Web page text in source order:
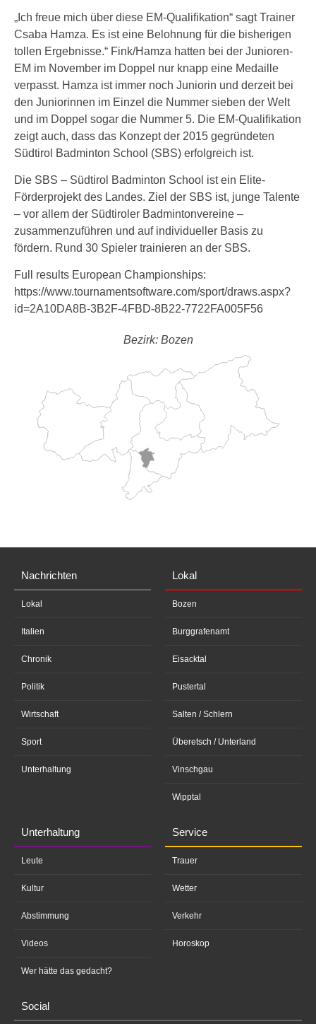
„Ich freue mich über diese EM-Qualifikation“ sagt Trainer
Csaba Hamza. Es ist eine Belohnung für die bisherigen
tollen Ergebnisse.“ Fink/Hamza hatten bei der Junioren-
EM im November im Doppel nur knapp eine Medaille
verpasst. Hamza ist immer noch Juniorin und derzeit bei
den Juniorinnen im Einzel die Nummer sieben der Welt
und im Doppel sogar die Nummer 5. Die EM-Qualifikation
zeigt auch, dass das Konzept der 2015 gegründeten
Südtirol Badminton School (SBS) erfolgreich ist.
Die SBS – Südtirol Badminton School ist ein Elite-
Förderprojekt des Landes. Ziel der SBS ist, junge Talente
– vor allem der Südtiroler Badmintonvereine –
zusammenzuführen und auf individueller Basis zu
fördern. Rund 30 Spieler trainieren an der SBS.
Full results European Championships:
https://www.tournamentsoftware.com/sport/draws.aspx?
id=2A10DA8B-3B2F-4FBD-8B22-7722FA005F56
Bezirk: Bozen
Nachrichten
Lokal
Italien
Chronik
Politik
Wirtschaft
Sport
Unterhaltung
Lokal
Bozen
Burggrafenamt
Eisacktal
Pustertal
Salten / Schlern
Überetsch / Unterland
Vinschgau
Wipptal
Unterhaltung
Leute
Kultur
Abstimmung
Videos
Wer hätte das gedacht?
Service
Trauer
Wetter
Verkehr
Horoskop
Social